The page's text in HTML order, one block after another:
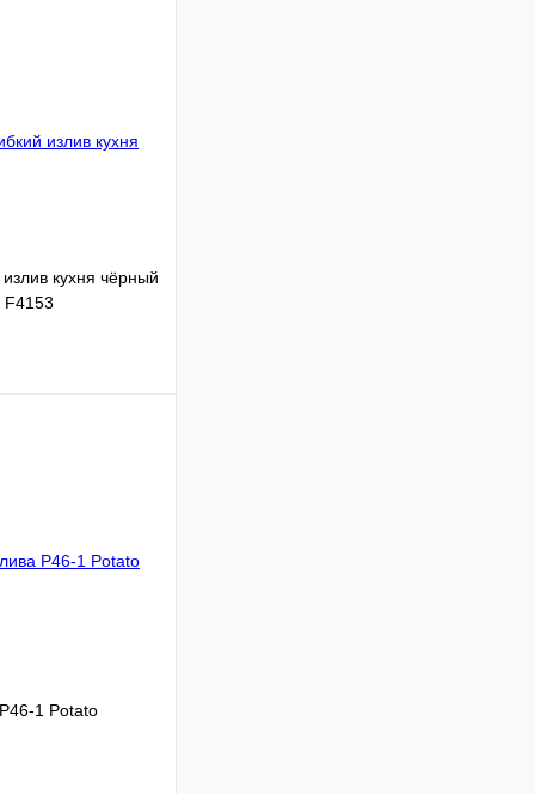
кухня чёрный
F4153
1 Potato